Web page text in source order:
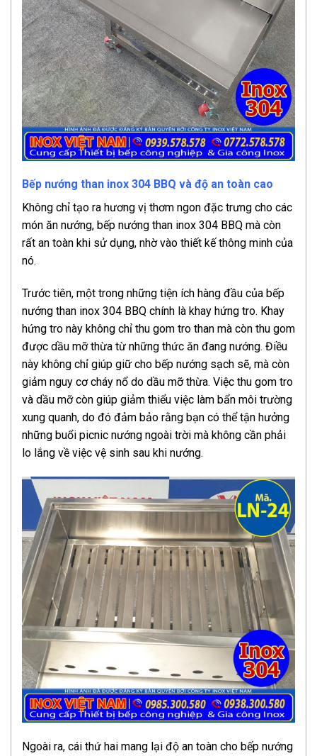
Bếp nướng than inox 304 BBQ và độ an toàn cao
Không chỉ tạo ra hương vị thơm ngon đặc trưng cho các
món ăn nướng, bếp nướng than inox 304 BBQ mà còn
rất an toàn khi sử dụng, nhờ vào thiết kế thông minh của
nó.
Trước tiên, một trong những tiện ích hàng đầu của bếp
nướng than inox 304 BBQ chính là khay hứng tro. Khay
hứng tro này không chỉ thu gom tro than mà còn thu gom
được dầu mỡ thừa từ những thức ăn đang nướng. Điều
này không chỉ giúp giữ cho bếp nướng sạch sẽ, mà còn
giảm nguy cơ cháy nổ do dầu mỡ thừa. Việc thu gom tro
và dầu mỡ còn giúp giảm thiểu việc làm bẩn môi trường
xung quanh, do đó đảm bảo rằng bạn có thể tận hưởng
những buổi picnic nướng ngoài trời mà không cần phải
lo lắng về việc vệ sinh sau khi nướng.
Ngoài ra, cái thứ hai mang lại độ an toàn cho bếp nướng